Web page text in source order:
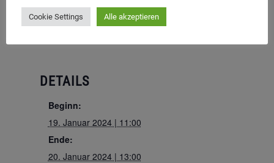
Zum Kalender hinzufügen
DETAILS
Beginn:
19. Januar 2024 | 11:00
Ende:
20. Januar 2024 | 13:00
Cookie Settings Alle akzeptieren